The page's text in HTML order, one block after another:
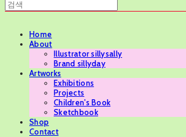
Home
About
Illustrator sillysally
Brand sillyday
Artworks
Exhibitions
Projects
Children's Book
Sketchbook
Shop
Contact